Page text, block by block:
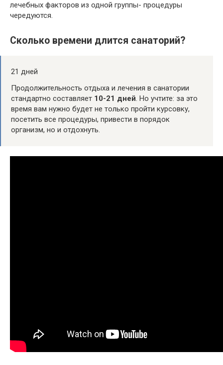
лечебных факторов из одной группы- процедуры
чередуются.
Сколько времени длится санаторий?
21 дней
Продолжительность отдыха и лечения в санатории
стандартно составляет 10-21 дней. Но учтите: за это
время вам нужно будет не только пройти курсовку,
посетить все процедуры, привести в порядок
организм, но и отдохнуть.